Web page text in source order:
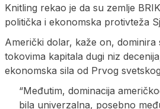
Knitling rekao je da su zemlje
politička i ekonomska protivteža
Američki dolar, kaže on,
tokovima kapitala dugi niz
ekonomska sila od Prvog
“Međutim, dominacija
bila univerzalna, posebno